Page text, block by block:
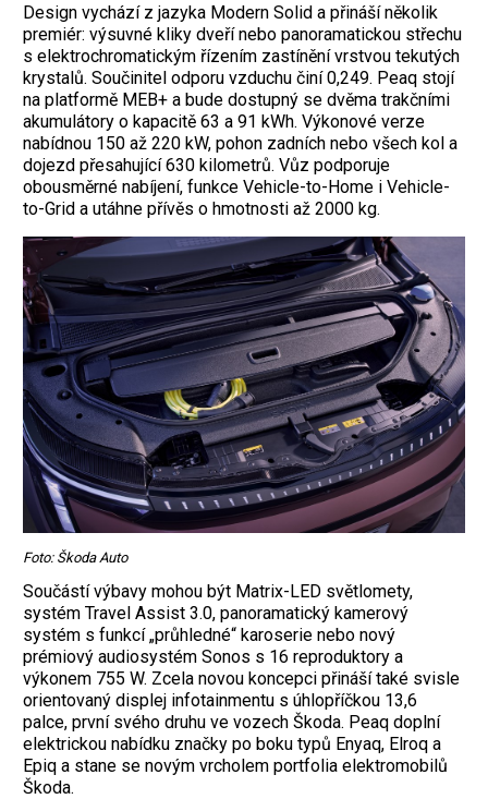
Design vychází z jazyka Modern Solid a přináší několik
premiér: výsuvné kliky dveří nebo panoramatickou střechu
s elektrochromatickým řízením zastínění vrstvou tekutých
krystalů. Součinitel odporu vzduchu činí 0,249. Peaq stojí
na platformě MEB+ a bude dostupný se dvěma trakčními
akumulátory o kapacitě 63 a 91 kWh. Výkonové verze
nabídnou 150 až 220 kW, pohon zadních nebo všech kol a
dojezd přesahující 630 kilometrů. Vůz podporuje
obousměrné nabíjení, funkce Vehicle-to-Home i Vehicle-
to-Grid a utáhne přívěs o hmotnosti až 2000 kg.
Foto: Škoda Auto
Součástí výbavy mohou být Matrix-LED světlomety,
systém Travel Assist 3.0, panoramatický kamerový
systém s funkcí „průhledné“ karoserie nebo nový
prémiový audiosystém Sonos s 16 reproduktory a
výkonem 755 W. Zcela novou koncepci přináší také svisle
orientovaný displej infotainmentu s úhlopříčkou 13,6
palce, první svého druhu ve vozech Škoda. Peaq doplní
elektrickou nabídku značky po boku typů Enyaq, Elroq a
Epiq a stane se novým vrcholem portfolia elektromobilů
Škoda.